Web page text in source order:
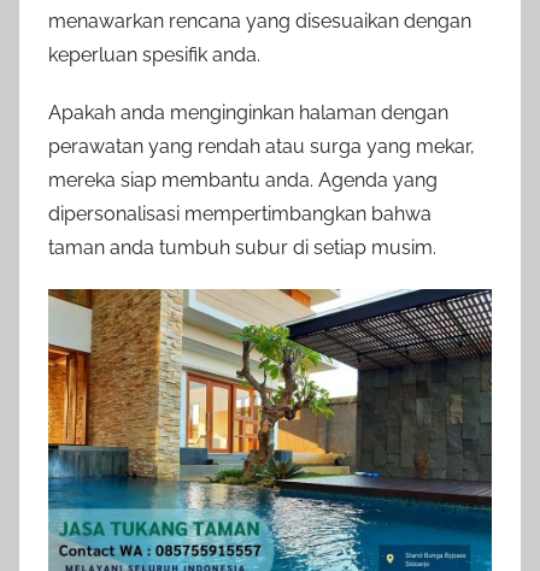
menawarkan rencana yang disesuaikan dengan
keperluan spesifik anda.
Apakah anda menginginkan halaman dengan
perawatan yang rendah atau surga yang mekar,
mereka siap membantu anda. Agenda yang
dipersonalisasi mempertimbangkan bahwa
taman anda tumbuh subur di setiap musim.